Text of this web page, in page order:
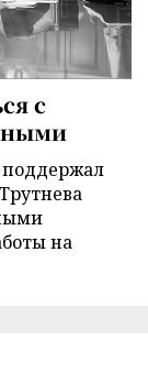
с
на